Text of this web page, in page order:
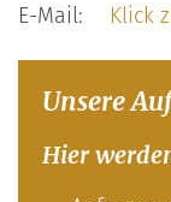
E-Mail:
Klick
Unsere
Hier